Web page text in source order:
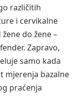
različitih
i cervikalne
do žene –
Zapravo,
samo kada
mjerenja bazalne
praćenja